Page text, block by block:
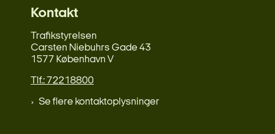
Kontakt
Trafikstyrelsen
Carsten Niebuhrs Gade 43
1577 København V
Tlf.: 72218800
Se flere kontaktoplysninger